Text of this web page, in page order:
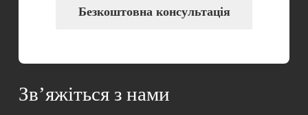
Безкоштовна консультація
Зв’яжіться з нами